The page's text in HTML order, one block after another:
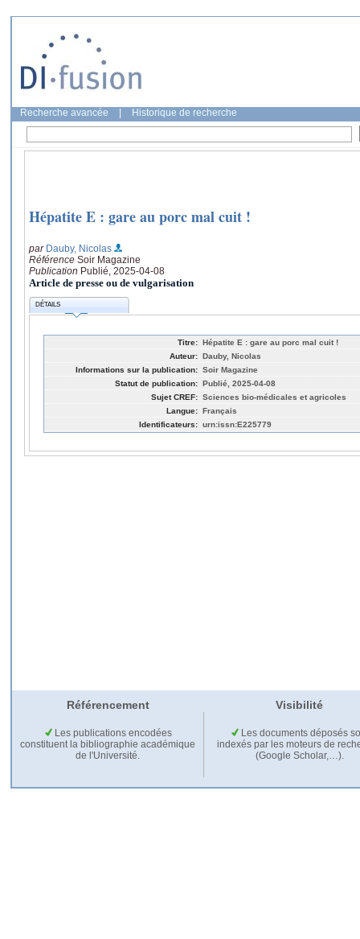
Recherche avancée Historique de recherche
Hépatite E : gare au porc mal cuit !
par Dauby, Nicolas
Référence Soir Magazine
Publication Publié, 2025-04-08
Article de presse ou de vulgarisation
DÉTAILS
Titre: Hépatite E : gare au porc mal cuit !
Auteur: Dauby, Nicolas
Informations sur la publication: Soir Magazine
Statut de publication: Publié, 2025-04-08
Sujet CREF: Sciences bio-médicales et agricoles
Langue: Français
Identificateurs: urn:issn:E225779
Référencement Visibilité
Les publications encodées
constituent la bibliographie académique
de l'Université.
Les documents déposés
indexés par les moteurs de
(Google Scholar,…).